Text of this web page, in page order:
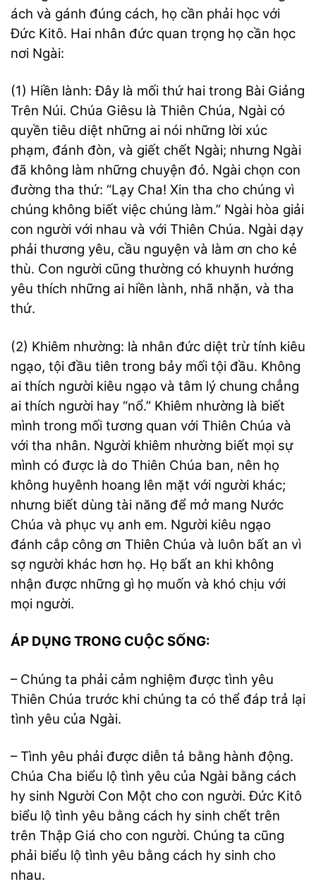
ách và gánh đúng cách, họ cần phải học với
Đức Kitô. Hai nhân đức quan trọng họ cần học
nơi Ngài:
(1) Hiền lành: Đây là mối thứ hai trong Bài Giảng
Trên Núi. Chúa Giêsu là Thiên Chúa, Ngài có
quyền tiêu diệt những ai nói những lời xúc
phạm, đánh đòn, và giết chết Ngài; nhưng Ngài
đã không làm những chuyện đó. Ngài chọn con
đường tha thứ: “Lạy Cha! Xin tha cho chúng vì
chúng không biết việc chúng làm.” Ngài hòa giải
con người với nhau và với Thiên Chúa. Ngài dạy
phải thương yêu, cầu nguyện và làm ơn cho kẻ
thù. Con người cũng thường có khuynh hướng
yêu thích những ai hiền lành, nhã nhặn, và tha
thứ.
(2) Khiêm nhường: là nhân đức diệt trừ tính kiêu
ngạo, tội đầu tiên trong bảy mối tội đầu. Không
ai thích người kiêu ngạo và tâm lý chung chẳng
ai thích người hay “nổ.” Khiêm nhường là biết
mình trong mối tương quan với Thiên Chúa và
với tha nhân. Người khiêm nhường biết mọi sự
mình có được là do Thiên Chúa ban, nên họ
không huyênh hoang lên mặt với người khác;
nhưng biết dùng tài năng để mở mang Nước
Chúa và phục vụ anh em. Người kiêu ngạo
đánh cắp công ơn Thiên Chúa và luôn bất an vì
sợ người khác hơn họ. Họ bất an khi không
nhận được những gì họ muốn và khó chịu với
mọi người.
ÁP DỤNG TRONG CUỘC SỐNG:
– Chúng ta phải cảm nghiệm được tình yêu
Thiên Chúa trước khi chúng ta có thể đáp trả lại
tình yêu của Ngài.
– Tình yêu phải được diễn tả bằng hành động.
Chúa Cha biểu lộ tình yêu của Ngài bằng cách
hy sinh Người Con Một cho con người. Đức Kitô
biểu lộ tình yêu bằng cách hy sinh chết trên
trên Thập Giá cho con người. Chúng ta cũng
phải biểu lộ tình yêu bằng cách hy sinh cho
nhau.